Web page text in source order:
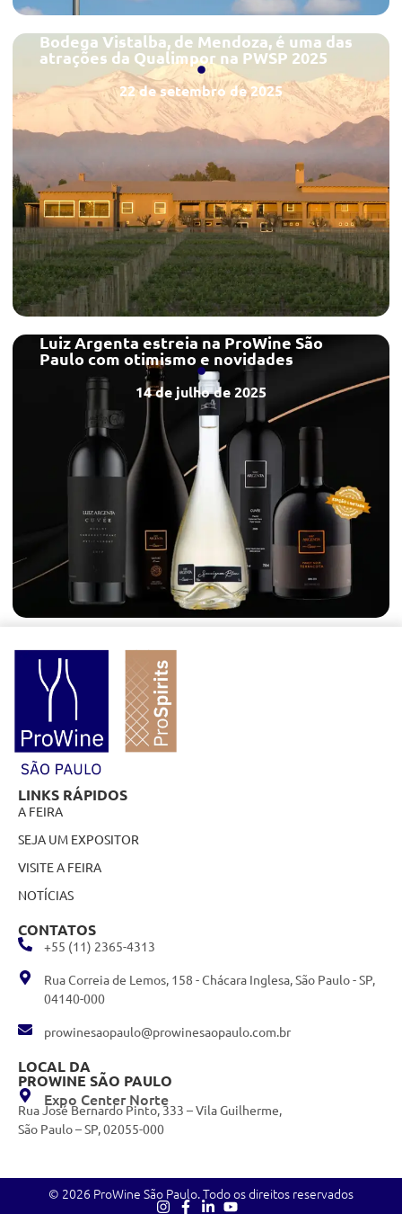
Bodega Vistalba, de Mendoza, é uma das
atrações da Qualimpor na PWSP 2025
22 de setembro de 2025
Luiz Argenta estreia na ProWine São
Paulo com otimismo e novidades
14 de julho de 2025
LINKS RÁPIDOS
A FEIRA
SEJA UM EXPOSITOR
VISITE A FEIRA
NOTÍCIAS
+55 (11) 2365-4313
Rua Correia de Lemos, 158 - Chácara Inglesa, São Paulo - SP,
04140-000
prowinesaopaulo@prowinesaopaulo.com.br
CONTATOS
LOCAL DA
PROWINE SÃO PAULO
Expo Center Norte
Rua José Bernardo Pinto, 333 – Vila Guilherme,
São Paulo – SP, 02055-000
© 2026 ProWine São Paulo. Todo os direitos reservados